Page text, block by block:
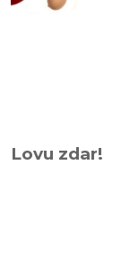
Lovu zdar!